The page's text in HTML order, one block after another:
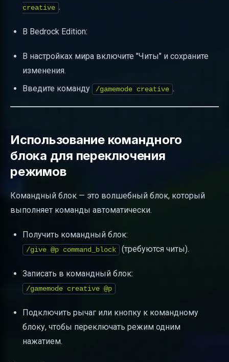
creative .
В Bedrock Edition:
В настройках мира включите "Читы" и сохраните
изменения.
Введите команду
/gamemode creative .
Использование командного
блока для переключения
режимов
Командный блок — это волшебный блок, который
выполняет команды автоматически.
Получить командный блок:
/give @p command_block (требуются читы).
Записать в командный блок:
/gamemode creative @p
Подключить рычаг или кнопку к командному
блоку, чтобы переключать режим одним
нажатием.